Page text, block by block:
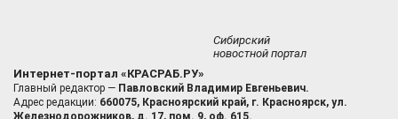
Сибирский
новостной портал
Интернет-портал «КРАСРАБ.РУ»
Главный редактор — Павловский Владимир Евгеньевич.
Адрес редакции: 660075, Красноярский край, г. Красноярск, ул.
Железнодорожников, д. 17, пом. 9, оф. 615.